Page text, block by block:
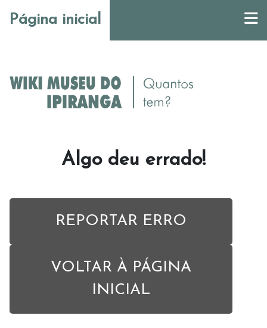
Página inicial
Algo deu errado!
REPORTAR ERRO
VOLTAR À PÁGINA
INICIAL